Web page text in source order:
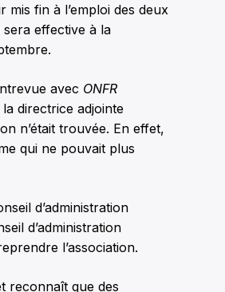
mis fin à l’emploi des deux
effective à la
avec ONFR
directrice adjointe
n’était trouvée. En effet,
qui ne pouvait plus
d’administration
d’administration
l’association.
reconnaît que des